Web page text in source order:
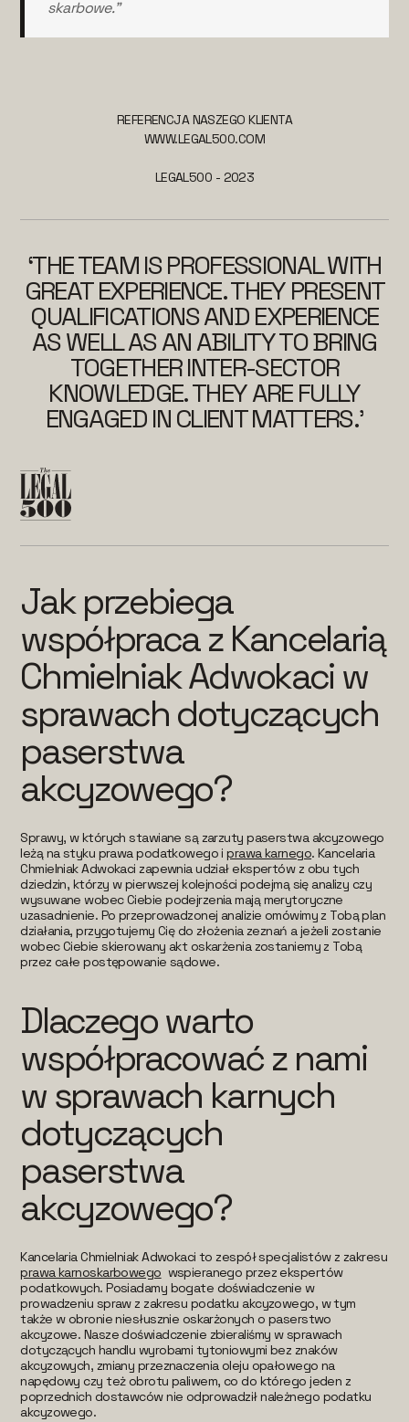
skarbowe."
REFERENCJA NASZEGO KLIENTA
WWW.LEGAL500.COM
LEGAL500 - 2023
‘THE TEAM IS PROFESSIONAL WITH
GREAT EXPERIENCE. THEY PRESENT
QUALIFICATIONS AND EXPERIENCE
AS WELL AS AN ABILITY TO BRING
TOGETHER INTER-SECTOR
KNOWLEDGE. THEY ARE FULLY
ENGAGED IN CLIENT MATTERS.’
Jak przebiega
współpraca z Kancelarią
Chmielniak Adwokaci w
sprawach dotyczących
paserstwa
akcyzowego?
Sprawy, w których stawiane są zarzuty paserstwa akcyzowego
leżą na styku prawa podatkowego iprawa karnego. Kancelaria
Chmielniak Adwokaci zapewnia udział ekspertów z obu tych
dziedzin, którzy w pierwszej kolejności podejmą się analizy czy
wysuwane wobec Ciebie podejrzenia mają merytoryczne
uzasadnienie. Po przeprowadzonej analizie omówimy z Tobą plan
działania, przygotujemy Cię do złożenia zeznań a jeżeli zostanie
wobec Ciebie skierowany akt oskarżenia zostaniemy z Tobą
przez całe postępowanie sądowe.
Dlaczego warto
współpracować z nami
w sprawach karnych
dotyczących
paserstwa
akcyzowego?
Kancelaria Chmielniak Adwokaci to zespół specjalistów z zakresu
prawa karnoskarbowego wspieranego przez ekspertów
podatkowych. Posiadamy bogate doświadczenie w
prowadzeniu spraw z zakresu podatku akcyzowego, w tym
także w obronie niesłusznie oskarżonych o paserstwo
akcyzowe. Nasze doświadczenie zbieraliśmy w sprawach
dotyczących handlu wyrobami tytoniowymi bez znaków
akcyzowych, zmiany przeznaczenia oleju opałowego na
napędowy czy też obrotu paliwem, co do którego jeden z
poprzednich dostawców nie odprowadził należnego podatku
akcyzowego.